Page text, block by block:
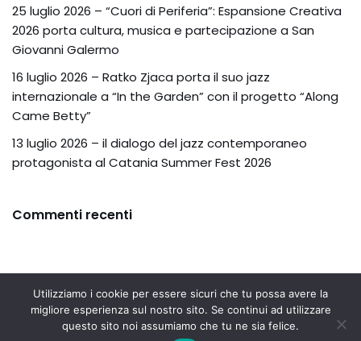
25 luglio 2026 – “Cuori di Periferia”: Espansione Creativa
2026 porta cultura, musica e partecipazione a San
Giovanni Galermo
16 luglio 2026 – Ratko Zjaca porta il suo jazz
internazionale a “In the Garden” con il progetto “Along
Came Betty”
13 luglio 2026 – il dialogo del jazz contemporaneo
protagonista al Catania Summer Fest 2026
Commenti recenti
Associazione Culturale Musikante ® - 04629310873(Part.
IVA/Codice Fiscale)
English
Utilizziamo i cookie per essere sicuri che tu possa avere la
migliore esperienza sul nostro sito. Se continui ad utilizzare
questo sito noi assumiamo che tu ne sia felice.